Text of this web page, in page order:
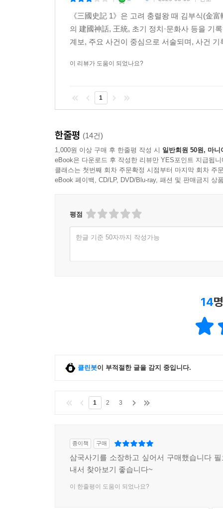
《三國史記 1》은 고려 충렬왕 때 김부식(金
의 建國神話, 王統, 초기 정치·문화사 등을 기
계보, 주요 사건이 중심으로 서술되며, 사건
이 리뷰가 도움이 되었나요?
1
한줄평 (14건)
1,000원 이상 구매 후 한줄평 작성 시 일반회원 50원, 마니
eBook은 다운로드 후 작성한 리뷰만 YES포인트 지급됩니
클래스는 첫번째 회차 주문확정 시점부터 마지막 회차 주
eBook 페이백, CD/LP, DVD/Blu-ray, 패션 및 판매금지 상
평점
한글 기준 50자까지 작성가능
14
클린봇이 부적절한 글을 감지 중입니다.
1 2 3
종이책 구매
삼국사기를 소장하고 싶어서 구매했습니다
내서 찾아보기 좋습니다~
이 한줄평이 도움이 되었나요?